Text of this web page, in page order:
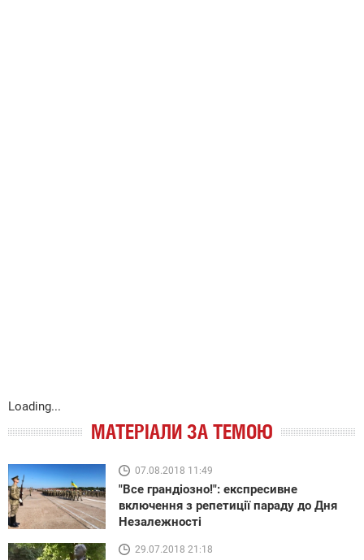
Loading...
МАТЕРІАЛИ ЗА ТЕМОЮ
07.08.2018 11:49
"Все грандіозно!": експресивне
включення з репетиції параду до Дня
Незалежності
29.07.2018 21:18